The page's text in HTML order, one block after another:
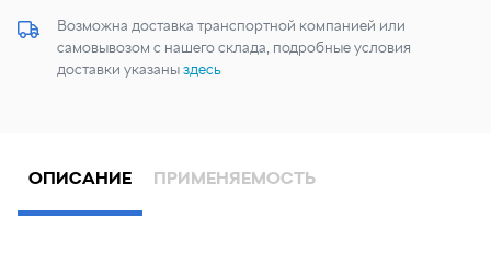
Возможна доставка транспортной компанией или
самовывозом с нашего склада, подробные условия
доставки указаныздесь
ОПИСАНИЕ ПРИМЕНЯЕМОСТЬ